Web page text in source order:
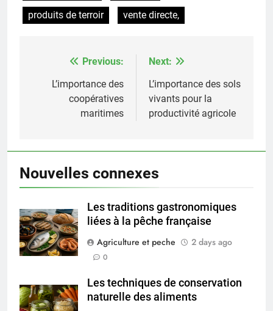
produits de terroir
vente directe,
navigation
Previous:
L’importance des
coopératives
maritimes
Next:
L’importance des sols
vivants pour la
productivité agricole
Nouvelles connexes
Les traditions gastronomiques
liées à la pêche française
Agriculture et peche
2 days ago
0
Les techniques de conservation
naturelle des aliments